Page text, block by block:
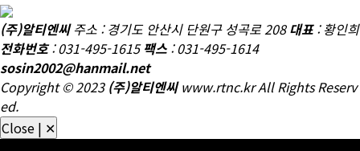
철도 차량 부품, 고속철도용 부품, 댐퍼, 안전밸브, 압력스위치, 차압
변, 억압변, 감압변, 용하중변 등
(주)알티엔씨주소 : 경기도 안산시 단원구 성곡로 208대표: 황인희
전화번호: 031-495-1615팩스 : 031-495-1614
sosin2002@hanmail.net
Copyright © 2023 (주)알티엔씨www.rtnc.kr All Rights Reserv
ed.
Close | ✕